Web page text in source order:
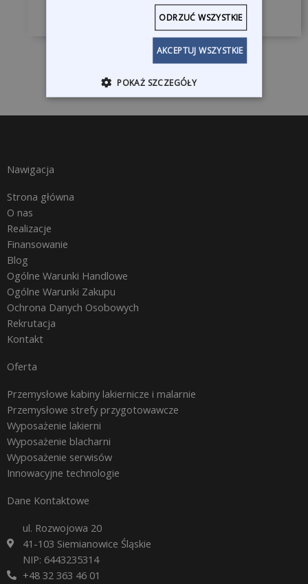
Nawigacja
Strona główna
O nas
Realizacje
Finansowanie
Blog
Ogólne Warunki Handlowe
Ogólne Warunki Zakupu
Ochrona Danych Osobowych
Rekrutacja
Kontakt
Oferta
Przemysłowe kabiny lakiernicze i malarnie
Przemysłowe strefy przygotowawcze
Wyposażenie lakierni
Wyposażenie blacharni
Wyposażenie serwisów
Innowacyjne technologie
Dane Kontaktowe
ul. Rozwojowa 20
41-103 Siemianowice Śląskie
NIP: 6443235314
+48 32 363 46 01
AKCEPTUJ WSZYSTKIE
ODRZUĆ WSZYSTKIE
POKAŻ SZCZEGÓŁY